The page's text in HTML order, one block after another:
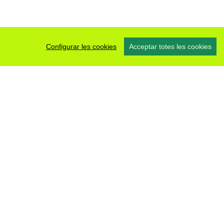
Configurar les cookies Acceptar totes les cookies